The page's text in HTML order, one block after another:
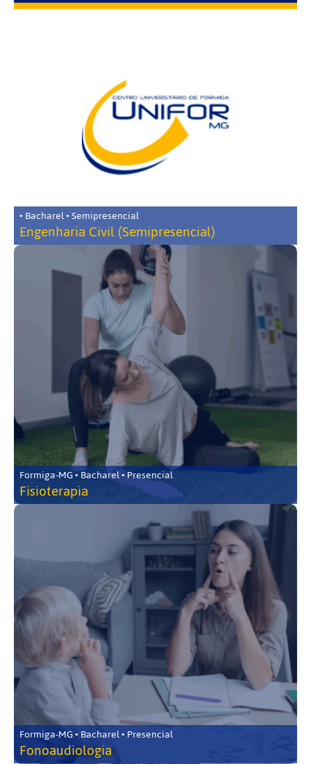
• Bacharel • Semipresencial
Engenharia Civil (Semipresencial)
Formiga-MG • Bacharel • Presencial
Fisioterapia
Formiga-MG • Bacharel • Presencial
Fonoaudiologia